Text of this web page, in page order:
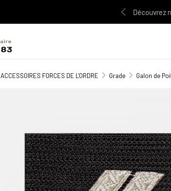
Découvrez
ACCESSOIRES FORCES DE L'ORDRE Grade Galon de